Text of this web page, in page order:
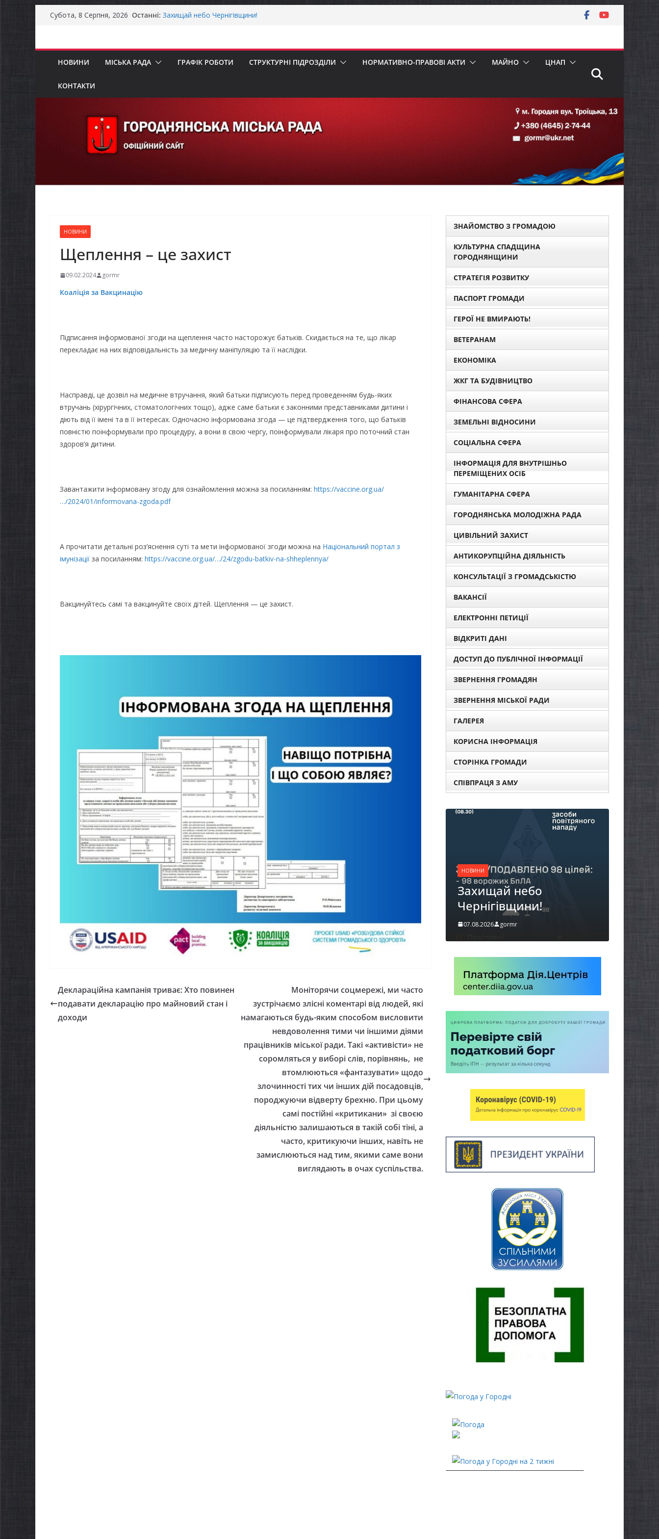
Перейти
Субота, 8 Серпня, 2026 Останні: Захищай небо Чернігівщини!
Як отримати компенсацію за товари, придбані для
НОВИНИ МІСЬКА РАДА ГРАФІК РОБОТИ СТРУКТУРНІ ПІДРОЗДІЛИ НОРМАТИВНО-ПРАВОВІ АКТИ МАЙНО ЦНАП
КОНТАКТИ
НОВИНИ
Щеплення – це захист
09.02.2024 gormr
Коаліція за Вакцинацію
Підписання інформованої згоди на щеплення часто насторожує батьків. Скидається на те, що лікар
перекладає на них відповідальність за медичну маніпуляцію та її наслідки.
Насправді, це дозвіл на медичне втручання, який батьки підписують перед проведенням будь-яких
втручань (хірургічних, стоматологічних тощо), адже саме батьки є законними представниками дитини і
діють від її імені та в її інтересах. Одночасно інформована згода — це підтвердження того, що батьків
повністю поінформували про процедуру, а вони в свою чергу, поінформували лікаря про поточний стан
здоров’я дитини.
Завантажити інформовану згоду для ознайомлення можна за посиланням: https://vaccine.org.ua/
…/2024/01/informovana-zgoda.pdf
А прочитати детальні роз’яснення суті та мети інформованої згоди можна на Національний портал з
імунізації за посиланням: https://vaccine.org.ua/…/24/zgodu-batkiv-na-shheplennya/
Вакцинуйтесь самі та вакцинуйте своїх дітей. Щеплення — це захист.
Деклараційна кампанія триває: Хто повинен
подавати декларацію про майновий стан і
доходи
Моніторячи соцмережі, ми часто
зустрічаємо злісні коментарі від людей, які
намагаються будь-яким способом висловити
невдоволення тими чи іншими діями
працівників міської ради. Такі «активісти» не
соромляться у виборі слів, порівнянь, не
втомлюються «фантазувати» щодо
злочинності тих чи інших дій посадовців,
породжуючи відверту брехню. При цьому
самі постійні «критикани» зі своєю
діяльністю залишаються в такій собі тіні, а
часто, критикуючи інших, навіть не
замислюються над тим, якими саме вони
виглядають в очах суспільства.
ЗНАЙОМСТВО З ГРОМАДОЮ
КУЛЬТУРНА СПАДЩИНА
ГОРОДНЯНЩИНИ
СТРАТЕГІЯ РОЗВИТКУ
ПАСПОРТ ГРОМАДИ
ГЕРОЇ НЕ ВМИРАЮТЬ!
ВЕТЕРАНАМ
ЕКОНОМІКА
ЖКГ ТА БУДІВНИЦТВО
ФІНАНСОВА СФЕРА
ЗЕМЕЛЬНІ ВІДНОСИНИ
СОЦІАЛЬНА СФЕРА
ІНФОРМАЦІЯ ДЛЯ ВНУТРІШНЬО
ПЕРЕМІЩЕНИХ ОСІБ
ГУМАНІТАРНА СФЕРА
ГОРОДНЯНСЬКА МОЛОДІЖНА РАДА
ЦИВІЛЬНИЙ ЗАХИСТ
АНТИКОРУПЦІЙНА ДІЯЛЬНІСТЬ
КОНСУЛЬТАЦІЇ З ГРОМАДСЬКІСТЮ
ВАКАНСІЇ
ЕЛЕКТРОННІ ПЕТИЦІЇ
ВІДКРИТІ ДАНІ
ДОСТУП ДО ПУБЛІЧНОЇ ІНФОРМАЦІЇ
ЗВЕРНЕННЯ ГРОМАДЯН
ЗВЕРНЕННЯ МІСЬКОЇ РАДИ
ГАЛЕРЕЯ
КОРИСНА ІНФОРМАЦІЯ
СТОРІНКА ГРОМАДИ
СПІВПРАЦЯ З АМУ
товари, придбані для
ветеранського бізнесу
gormr
НОВИНИ
Уповноважений
Верховної Ради
України з прав людини
проводить опитування
щодо реалізації права
осіб з інвалідністю на
07.08.2026 gormr 07.08.2026 gormr
першокласників уже
можуть оформити
«Пакунок школяра»